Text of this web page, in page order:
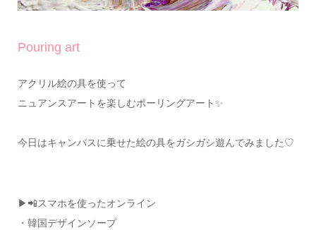
Pouring art
アクリル絵の具を使って
ニュアンスアートを楽しむポーリングアート✨
今日はキャンバスに乗せた絵の具をガシガシ遊んでみました♡
▶📲スマホを使ったオンライン
・韓国デザインソープ